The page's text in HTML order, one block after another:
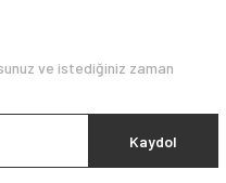
ve istediğiniz zaman
Kaydol